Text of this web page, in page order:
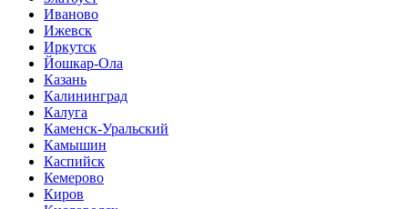
Иваново
Ижевск
Иркутск
Йошкар-Ола
Казань
Калининград
Калуга
Каменск-Уральский
Камышин
Каспийск
Кемерово
Киров